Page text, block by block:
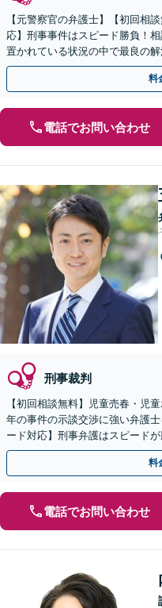
【元警察官の弁護士】【初回相
応】刑事事件はスピード勝負！
置かれている状況の中で最良の
示談交渉から公判対応までご依
料
電話でお問い合わせ
刑事裁判
【初回相談無料】児童売春・児
年の事件の示談交渉に強い弁護
ード対応】刑事弁護はスピード
刻も早くご相談ください【24時
料
電話でお問い合わせ